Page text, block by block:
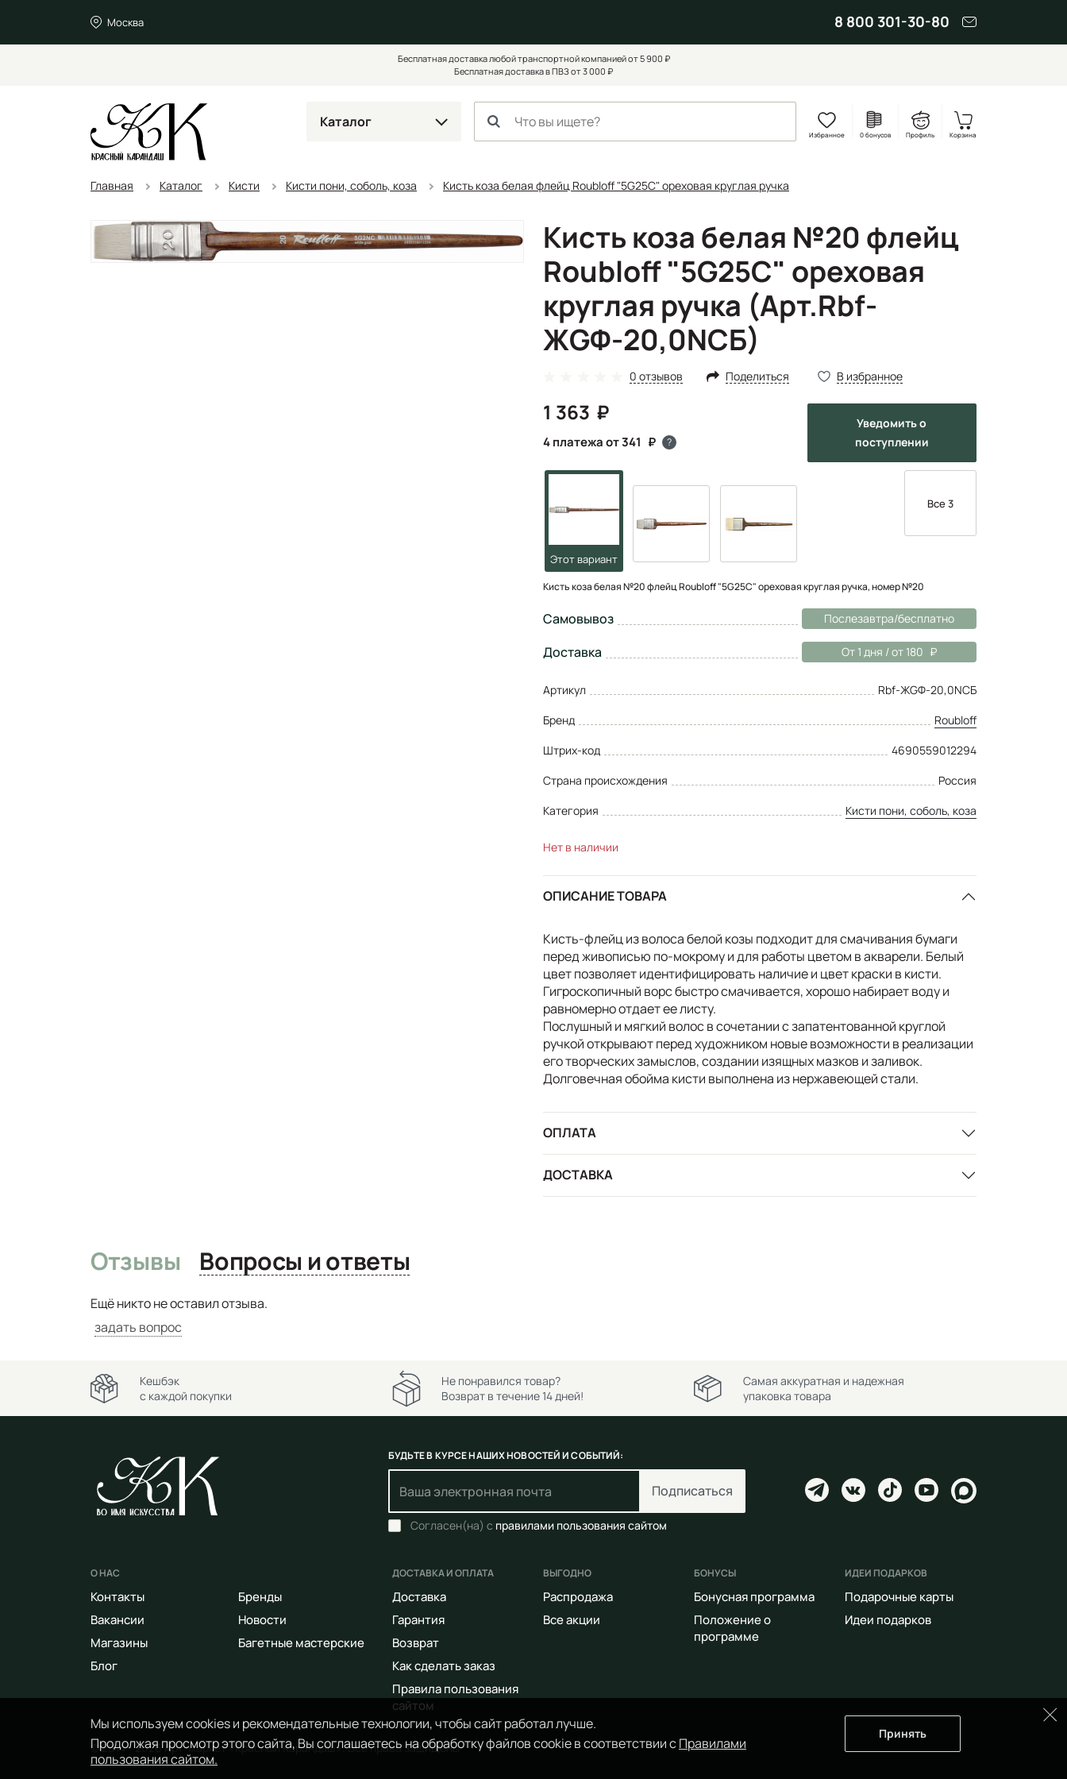
Москва 8 800 301-30-80
Бесплатная доставка любой транспортной компанией от 5 900 ₽
Бесплатная доставка в ПВЗ от 3 000 ₽
Каталог
Избранное 0 бонусов Профиль Корзина
Главная Каталог Кисти Кисти пони, соболь, коза Кисть коза белая флейц Roubloff "5G25C" ореховая круглая ручка
Кисть коза белая №20 флейц
Roubloff "5G25C" ореховая
круглая ручка (Арт.Rbf-
ЖGФ-20,0NСБ)
0 отзывов Поделиться В избранное
1 363
4 платежа от 341 ?
Уведомитьо
поступлении
Все 3
Кисть коза белая №20 флейц Roubloff "5G25C" ореховая круглая ручка, номер №20
Самовывоз Послезавтра/бесплатно
Доставка От 1 дня / от 180
Артикул
Rbf-ЖGФ-20,0NСБ
Бренд
Roubloff
Штрих-код
4690559012294
Страна происхождения
Россия
Категория
Кисти пони, соболь, коза
Нет в наличии
ОПИСАНИЕ ТОВАРА
Кисть-флейц из волоса белой козы подходит для смачивания бумаги
перед живописью по-мокрому и для работы цветом в акварели. Белый
цвет позволяет идентифицировать наличие и цвет краски в кисти.
Гигроскопичный ворс быстро смачивается, хорошо набирает воду и
равномерно отдает ее листу.
Послушный и мягкий волос в сочетании с запатентованной круглой
ручкой открывают перед художником новые возможности в реализации
его творческих замыслов, создании изящных мазков и заливок.
Долговечная обойма кисти выполнена из нержавеющей стали.
ОПЛАТА
ДОСТАВКА
Отзывы Вопросы и ответы
Ещё никто не оставил отзыва.
задать вопрос
Мы используем cookies и рекомендательные технологии, чтобы сайт работал лучше.
Продолжая просмотр этого сайта, Вы соглашаетесь на обработку файлов cookie в соответствии сПравилами
пользования сайтом.
Принять
Кешбэк
с каждой покупки
Не понравился товар?
Возврат в течение 14 дней!
Самая аккуратная и надежная
упаковка товара
БУДЬТЕ В КУРСЕ НАШИХ НОВОСТЕЙ И СОБЫТИЙ:
Подписаться
Согласен(на) с правилами пользования сайтом
О НАС
Контакты
Вакансии
Магазины
Блог
Бренды
Новости
Багетные мастерские
ДОСТАВКА И ОПЛАТА
Доставка
Гарантия
Возврат
Как сделать заказ
Правила пользования
сайтом
ВЫГОДНО
Распродажа
Все акции
БОНУСЫ
Бонусная программа
Положение о
программе
ИДЕИ ПОДАРКОВ
Подарочные карты
Идеи подарков
© 2014 - 2026 Арт-маркет «Красный Карандаш». Все права защищены